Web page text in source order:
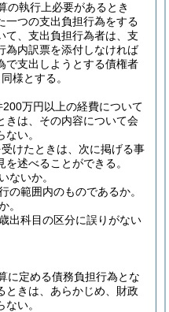
の執行上必要があるとき
一つの支出負担行為をする
て、支出負担行為者は、支
為内訳票を添付しなければ
で支出しようとする債権者
様とする。
万円以上の経費について
きは、その内容について会
い。
けたときは、次に掲げる事
述べることができる。
ないか。
の範囲内のものであるか。
。
出科目の区分に誤りがない
に定める債務負担行為とな
ときは、あらかじめ、財政
い。